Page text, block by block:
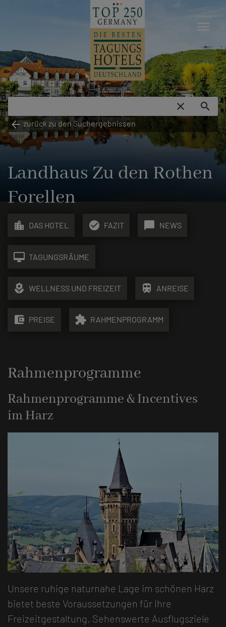
close
search
arrow_back zurück zu den Suchergebnissen
menu
Landhaus Zu den Rothen
Forellen
location_city DAS HOTEL check_circle FAZIT chat_bubble NEWS
desktop_mac TAGUNGSRÄUME
local_florist WELLNESS UND FREIZEIT train ANREISE
account_balance_wallet PREISE extension RAHMENPROGRAMM
Rahmenprogramme
Rahmenprogramme & Incentives
im Harz
Unsere ruhige naturnahe Lage im schönen Harz
bietet beste Voraussetzungen für Ihre
Freizeitgestaltung. Sehenswerte Ausflugsziele